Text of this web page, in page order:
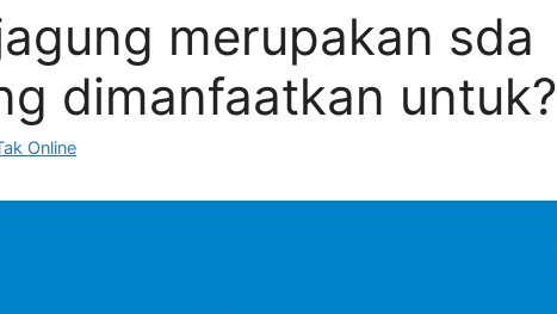
merupakan sda
dimanfaatkan untuk?
Online